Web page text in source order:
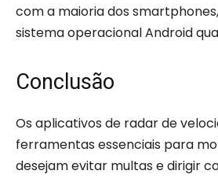
com a maioria dos
sistema operacional Android
Conclusão
Os aplicativos de radar de
ferramentas essenciais para
desejam evitar multas e dirigir